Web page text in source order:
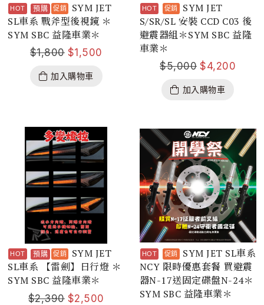
預購
SYM JET
SL車系 戰斧型後視鏡 ＊
SYM SBC 益隆車業＊
$1,800 $1,500
加入購物車
SYM JET
S/SR/SL 安裝 CCD C03 後
避震器組＊SYM SBC 益隆
車業＊
$5,000 $4,200
加入購物車
預購
SYM JET
SL車系 【雷劍】日行燈 ＊
SYM SBC 益隆車業＊
$2,390 $2,500
SYM JET SL車系
NCY 限時優惠套餐 買避震
器N-17送固定碟盤N-24＊
SYM SBC 益隆車業＊